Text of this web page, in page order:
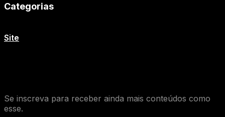
Categorias
Site
Se inscreva para receber ainda mais conteúdos como
esse.